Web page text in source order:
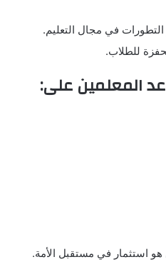
في مجال التعليم.
للطلاب.
المعلمين على:
هو استثمار في مستقبل الأمة.